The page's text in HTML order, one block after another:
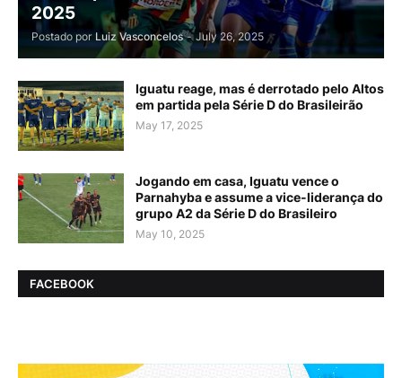
2025
Postado por Luiz Vasconcelos - July 26, 2025
Iguatu reage, mas é derrotado pelo Altos
em partida pela Série D do Brasileirão
May 17, 2025
Jogando em casa, Iguatu vence o
Parnahyba e assume a vice-liderança do
grupo A2 da Série D do Brasileiro
May 10, 2025
FACEBOOK